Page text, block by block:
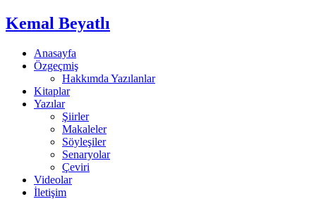
Kemal Beyatlı
Anasayfa
Özgeçmiş
Hakkımda Yazılanlar
Kitaplar
Yazılar
Şiirler
Makaleler
Söyleşiler
Senaryolar
Çeviri
Videolar
İletişim